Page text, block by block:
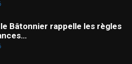
le Bâtonnier rappelle les règles